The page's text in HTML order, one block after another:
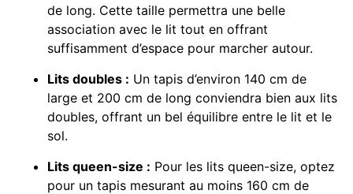
de long. Cette taille permettra une belle
association avec le lit tout en offrant
suffisamment d’espace pour marcher autour.
Lits doubles : Un tapis d’environ 140 cm de
large et 200 cm de long conviendra bien aux lits
doubles, offrant un bel équilibre entre le lit et le
sol.
Lits queen-size : Pour les lits queen-size, optez
pour un tapis mesurant au moins 160 cm de